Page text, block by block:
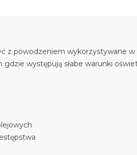
z powodzeniem wykorzystywane
występują słabe warunki